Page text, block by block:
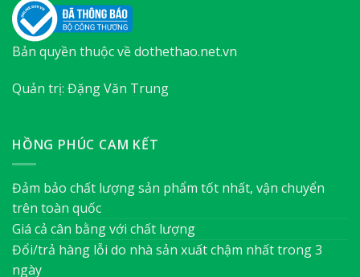
Bản quyền thuộc về dothethao.net.vn
Quản trị: Đặng Văn Trung
HỒNG PHÚC CAM KẾT
Đảm bảo chất lượng sản phẩm tốt nhất, vận chuyển
trên toàn quốc
Giá cả cân bằng với chất lượng
Đổi/trả hàng lỗi do nhà sản xuất chậm nhất trong 3
ngày